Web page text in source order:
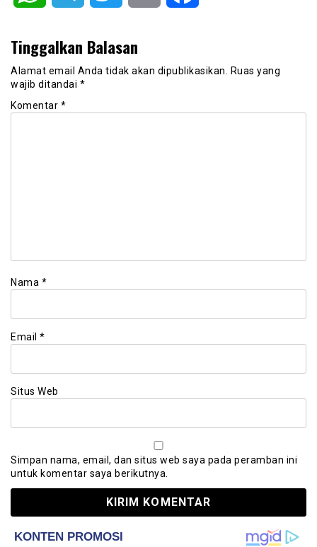
Tinggalkan Balasan
Alamat email Anda tidak akan dipublikasikan.
Ruas yang
wajib ditandai *
Komentar *
Nama *
Email *
Situs Web
Simpan nama, email, dan situs web saya pada peramban ini
untuk komentar saya berikutnya.